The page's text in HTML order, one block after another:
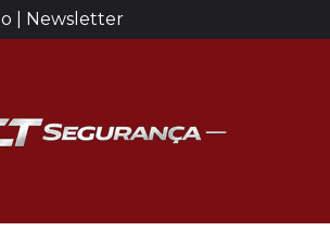
| Newsletter